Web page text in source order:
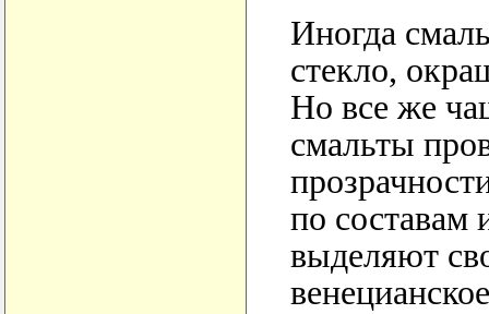
Иногда
стекло,
Но все же
смальты
по составам
выделяют